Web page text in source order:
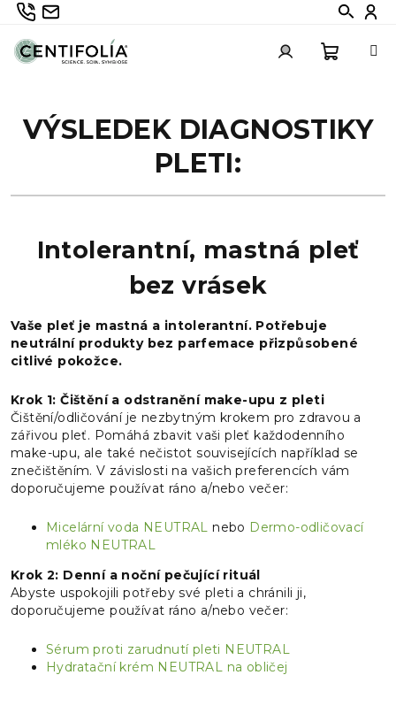
Přejít
obsah
735 336 882
info@centifolia.cz Hledat
košík
VÝSLEDEK DIAGNOSTIKY
PLETI:
Intolerantní, mastná pleť
bez vrásek
Vaše pleť je mastná a intolerantní. Potřebuje
neutrální produkty bez parfemace přizpůsobené
citlivé pokožce.
Krok 1: Čištění a odstranění make-upu z pleti
Čištění/odličování je nezbytným krokem pro zdravou a
zářivou pleť. Pomáhá zbavit vaši pleť každodenního
make-upu, ale také nečistot souvisejících například se
znečištěním. V závislosti na vašich preferencích vám
doporučujeme používat ráno a/nebo večer:
Micelární voda NEUTRAL nebo Dermo-odličovací
mléko NEUTRAL
Krok 2: Denní a noční pečující rituál
Abyste uspokojili potřeby své pleti a chránili ji,
doporučujeme používat ráno a/nebo večer:
Sérum proti zarudnutí pleti NEUTRAL
Hydratační krém NEUTRAL na obličej